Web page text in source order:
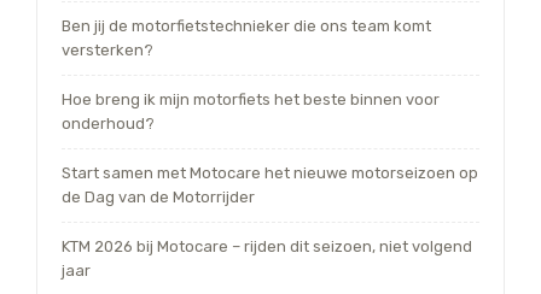
Ben jij de motorfietstechnieker die ons team komt
versterken?
Hoe breng ik mijn motorfiets het beste binnen voor
onderhoud?
Start samen met Motocare het nieuwe motorseizoen op
de Dag van de Motorrijder
KTM 2026 bij Motocare – rijden dit seizoen, niet volgend
jaar